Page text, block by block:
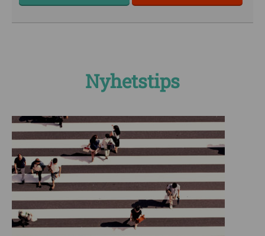
Nyhetstips